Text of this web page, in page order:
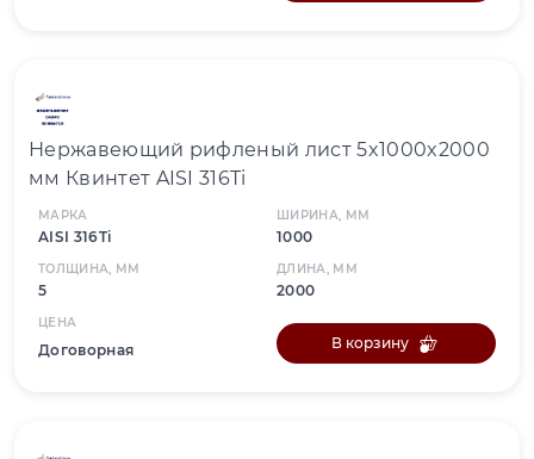
Нержавеющий рифленый лист 5x1000x2000
мм Квинтет AISI 316Ti
МАРКА
AISI 316Ti
ШИРИНА, ММ
1000
ТОЛЩИНА, ММ
5
ДЛИНА, ММ
2000
ЦЕНА
Договорная В корзину